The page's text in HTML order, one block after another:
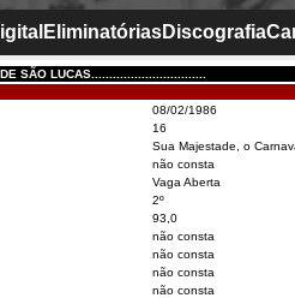
EliminatóriasDiscografia
SÃO LUCAS................................
08/02/1986
16
Sua Majestade, o
não consta
Vaga Aberta
2º
93,0
não consta
não consta
não consta
não consta